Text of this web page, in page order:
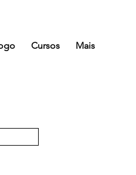
Cursos Mais